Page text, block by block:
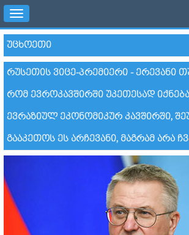
Toggle
navigation
ᲣᲪᲮᲝᲔᲗᲘ
ᲠᲣᲡᲔᲗᲘᲡ ᲕᲘᲪᲔ-ᲞᲠᲔᲛᲘᲔᲠᲘ - ᲔᲠᲔᲕᲐᲜᲘ
ᲠᲝᲛ ᲔᲕᲠᲝᲙᲐᲕᲨᲘᲠᲨᲘ ᲣᲙᲔᲗᲔᲡᲐᲓ
ᲔᲕᲠᲐᲖᲘᲣᲚ ᲔᲙᲝᲜᲝᲛᲘᲙᲣᲠ ᲙᲐᲕᲨᲘᲠᲨᲘ,
ᲒᲐᲐᲙᲔᲗᲝᲡ ᲔᲡ ᲐᲠᲩᲔᲕᲐᲜᲘ, ᲛᲐᲒᲠᲐᲛ ᲐᲠᲐ